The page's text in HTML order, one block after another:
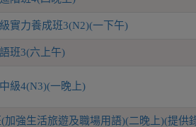
實力養成班3(N2)(一下午)
班3(六上午)
級4(N3)(一晚上)
(加強生活旅遊及職場用語)(二晚上)(提供